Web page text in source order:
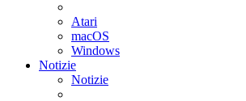
Atari
macOS
Windows
Notizie
Notizie